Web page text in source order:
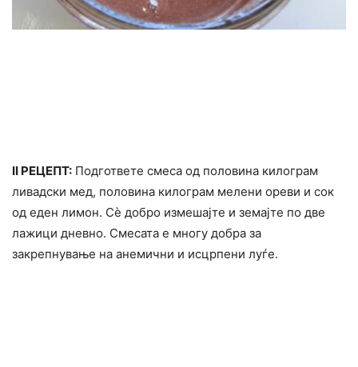
II РЕЦЕПТ: Подгответе смеса од половина килограм
ливадски мед, половина килограм мелени ореви и сок
од еден лимон. Сè добро измешајте и земајте по две
лажици дневно. Смесата е многу добра за
закрепнување на анемични и иcцpпени луѓе.